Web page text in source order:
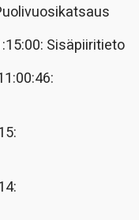
Sisäpiiritieto